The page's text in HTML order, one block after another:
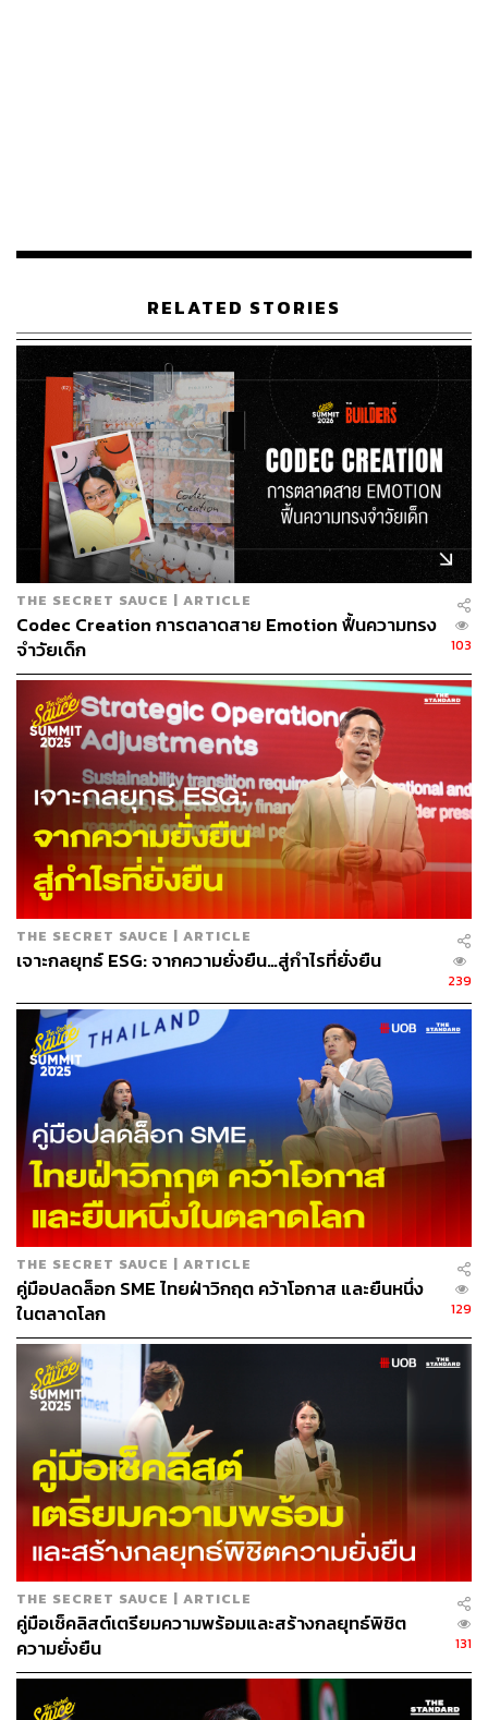
เตรียมให้พร้อม ก่อนมาจุดลงทะเบียน
QR Code ที่ได้รับทางอีเมลจาก Zipevent
บัตรประชาชน/ใบขับขี่/หนังสือเดินทาง สำหรับยืนยันตัว
ตนก่อนเข้าพื้นที่งาน
มีการตรวจบัตรประชาชน/ใบขับขี่/หนังสือเดินทาง
พร้อม Badge เข้างานในชื่อเดียวกัน ทั้งนี้หากชื่อ-
นามสกุลไม่ตรงกัน หรือไม่มี Badge ทางทีมงานขอ
สงวนสิทธิ์ในการเข้าพื้นที่งาน
การเปลี่ยนชื่อหน้างาน
ต้องมาดำเนินการก่อนงานเริ่ม 1 ชั่วโมง
สำเนาบัตรประจำตัวประชาชน/ใบขับขี่/หนังสือเดินทาง
RELATED STORIES
THE SECRET SAUCE | ARTICLE
Codec Creation การตลาดสาย Emotion ฟื้นความทรง
จำวัยเด็ก
103
THE SECRET SAUCE | ARTICLE
เจาะกลยุทธ์ ESG: จากความยั่งยืน…สู่กำไรที่ยั่งยืน
239
THE SECRET SAUCE | ARTICLE
คู่มือปลดล็อก SME ไทยฝ่าวิกฤต คว้าโอกาส และยืนหนึ่ง
ในตลาดโลก
129
THE SECRET SAUCE | ARTICLE
คู่มือเช็คลิสต์เตรียมความพร้อมและสร้างกลยุทธ์พิชิต
ความยั่งยืน
131